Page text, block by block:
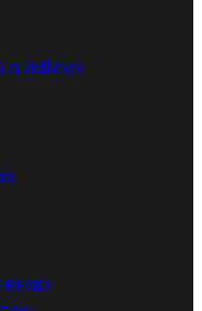
a židliček